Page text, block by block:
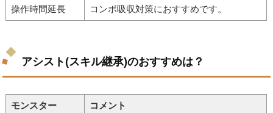
操作時間延長 コンボ吸収対策におすすめです。
アシスト(スキル継承)のおすすめは？
モンスター コメント